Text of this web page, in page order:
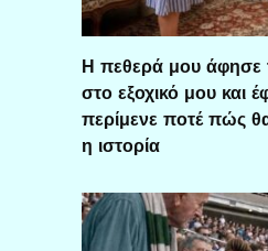
Η πεθερά μου άφησε
στο εξοχικό μου και
περίμενε ποτέ πώς
η ιστορία